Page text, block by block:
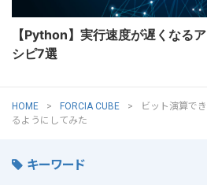
【Python】実行速度が遅くなる
シピ7選
HOME FORCIA CUBE
ビット演算で
るようにしてみた
キーワード